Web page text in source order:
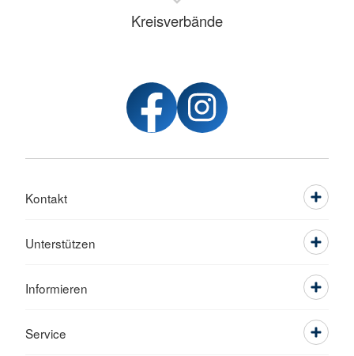
Kreisverbände
Kontakt
Unterstützen
Informieren
Service